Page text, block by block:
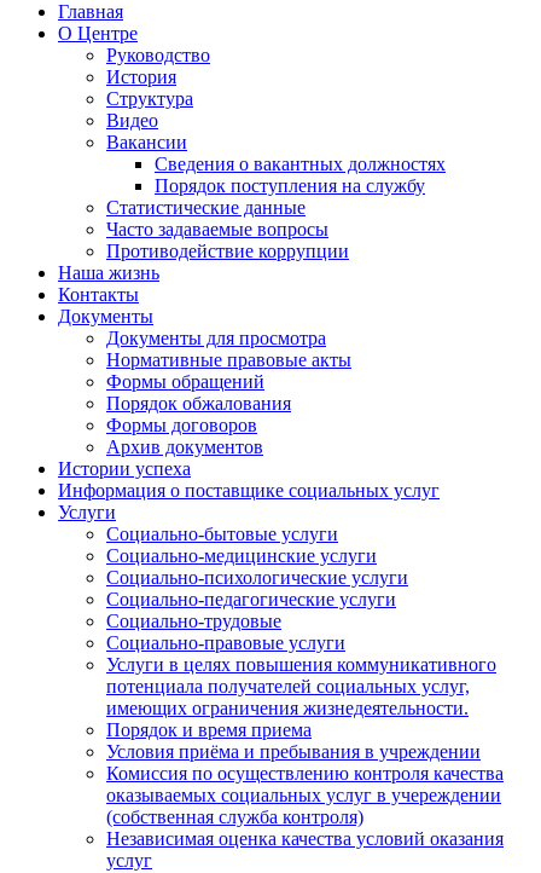
Главная
О Центре
Руководство
История
Структура
Видео
Вакансии
Сведения о вакантных должностях
Порядок поступления на службу
Статистические данные
Часто задаваемые вопросы
Противодействие коррупции
Наша жизнь
Контакты
Документы
Документы для просмотра
Нормативные правовые акты
Формы обращений
Порядок обжалования
Формы договоров
Архив документов
Истории успеха
Информация о поставщике социальных услуг
Услуги
Социально-бытовые услуги
Социально-медицинские услуги
Социально-психологические услуги
Социально-педагогические услуги
Социально-трудовые
Социально-правовые услуги
Услуги в целях повышения коммуникативного
потенциала получателей социальных услуг,
имеющих ограничения жизнедеятельности.
Порядок и время приема
Условия приёма и пребывания в учреждении
Комиссия по осуществлению контроля качества
оказываемых социальных услуг в учереждении
(собственная служба контроля)
Независимая оценка качества условий оказания
услуг